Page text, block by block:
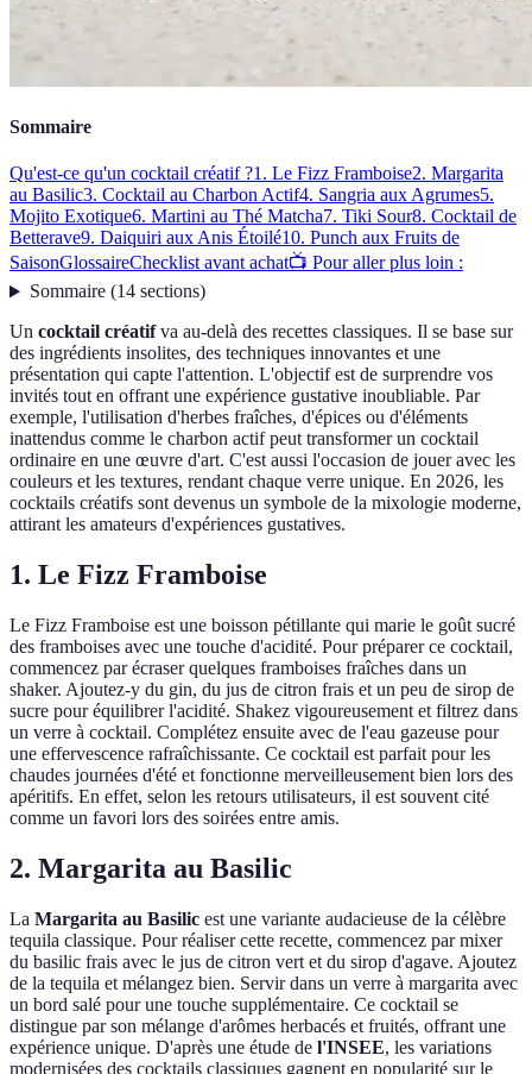
Sommaire
Qu'est-ce qu'un cocktail créatif ?1. Le Fizz Framboise2. Margarita
au Basilic3. Cocktail au Charbon Actif4. Sangria aux Agrumes5.
Mojito Exotique6. Martini au Thé Matcha7. Tiki Sour8. Cocktail de
Betterave9. Daiquiri aux Anis Étoilé10. Punch aux Fruits de
SaisonGlossaireChecklist avant achat📺 Pour aller plus loin :
Sommaire(14 sections)
Un cocktail créatifva au-delà des recettes classiques. Il se base sur
des ingrédients insolites, des techniques innovantes et une
présentation qui capte l'attention. L'objectif est de surprendre vos
invités tout en offrant une expérience gustative inoubliable. Par
exemple, l'utilisation d'herbes fraîches, d'épices ou d'éléments
inattendus comme le charbon actif peut transformer un cocktail
ordinaire en une œuvre d'art. C'est aussi l'occasion de jouer avec les
couleurs et les textures, rendant chaque verre unique. En 2026, les
cocktails créatifs sont devenus un symbole de la mixologie moderne,
attirant les amateurs d'expériences gustatives.
1. Le Fizz Framboise
Le Fizz Framboise est une boisson pétillante qui marie le goût sucré
des framboises avec une touche d'acidité. Pour préparer ce cocktail,
commencez par écraser quelques framboises fraîches dans un
shaker. Ajoutez-y du gin, du jus de citron frais et un peu de sirop de
sucre pour équilibrer l'acidité. Shakez vigoureusement et filtrez dans
un verre à cocktail. Complétez ensuite avec de l'eau gazeuse pour
une effervescence rafraîchissante. Ce cocktail est parfait pour les
chaudes journées d'été et fonctionne merveilleusement bien lors des
apéritifs. En effet, selon les retours utilisateurs, il est souvent cité
comme un favori lors des soirées entre amis.
2. Margarita au Basilic
La Margarita au Basilic est une variante audacieuse de la célèbre
tequila classique. Pour réaliser cette recette, commencez par mixer
du basilic frais avec le jus de citron vert et du sirop d'agave. Ajoutez
de la tequila et mélangez bien. Servir dans un verre à margarita avec
un bord salé pour une touche supplémentaire. Ce cocktail se
distingue par son mélange d'arômes herbacés et fruités, offrant une
expérience unique. D'après une étude de l'INSEE, les variations
modernisées des cocktails classiques gagnent en popularité sur le